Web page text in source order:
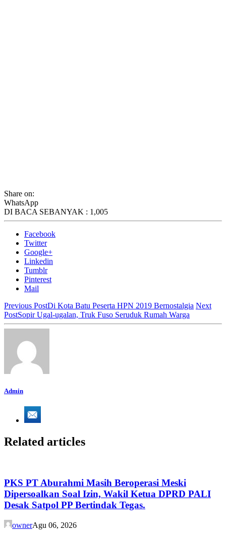
Share on:
WhatsApp
DI BACA SEBANYAK : 1,005
Facebook
Twitter
Google+
Linkedin
Tumblr
Pinterest
Mail
Previous PostDi Kota Batu Peserta HPN 2019 Bernostalgia Next
PostSopir Ugal-ugalan, Truk Fuso Seruduk Rumah Warga
Admin
Related articles
PKS PT Aburahmi Masih Beroperasi Meski
Dipersoalkan Soal Izin, Wakil Ketua DPRD PALI
Desak Satpol PP Bertindak Tegas.
ownerAgu 06, 2026